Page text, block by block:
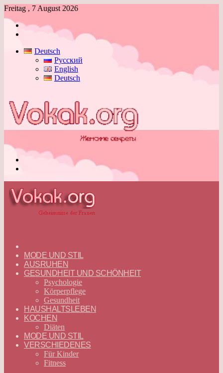
Freitag , 7 August 2026
Anmelden
Deutsch
Русский
English
Deutsch
—
DEUTSCH
MODE UND STIL
AUSRUHEN
GESUNDHEIT UND SCHÖNHEIT
Psychologie
Körperpflege
Gesundheit
HAUSHALTSLEBEN
KOCHEN
Diäten
MODE UND STIL
VERSCHIEDENES
Für Kinder
Fitness